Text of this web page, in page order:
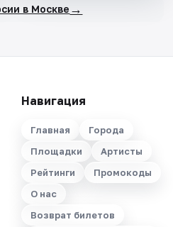
в Москве →
Навигация
Главная
Города
Площадки
Артисты
Рейтинги
Промокоды
О нас
Возврат билетов